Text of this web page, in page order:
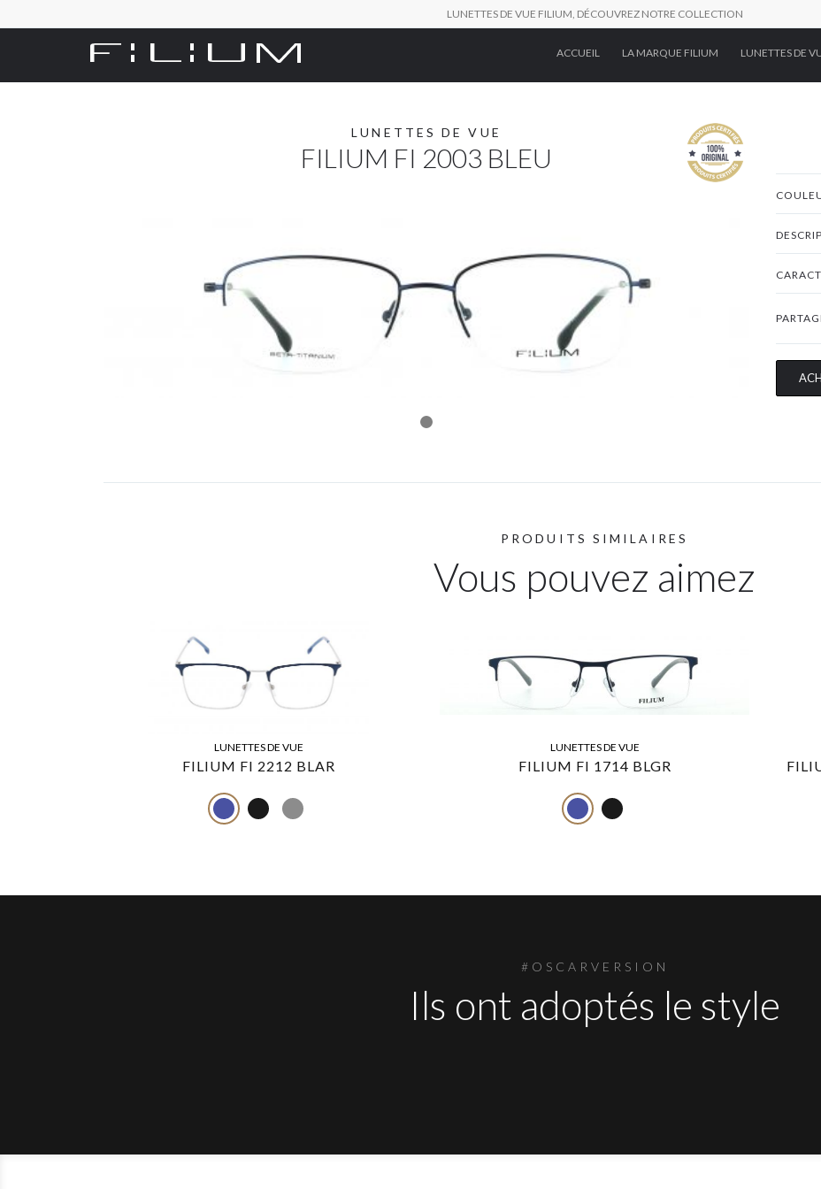
LUNETTES DE VUE FILIUM, DÉCOUVREZ NOTRE COLLECTION
ACCUEIL LA MARQUE FILIUM LUNETTES DE
LUNETTES DE VUE
FILIUM FI 2003 BLEU
PRODUITS SIMILAIRES
Vous pouvez aimez
LUNETTES DE VUE
FILIUM FI 2212 BLAR
LUNETTES DE VUE
FILIUM FI 1714 BLGR
#OSCARVERSION
Ils ont adoptés le style